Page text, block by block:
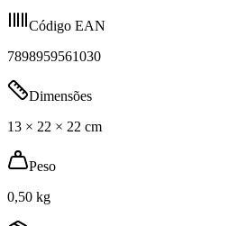
Código EAN
7898959561030
Dimensões
13 × 22 × 22 cm
Peso
0,50 kg